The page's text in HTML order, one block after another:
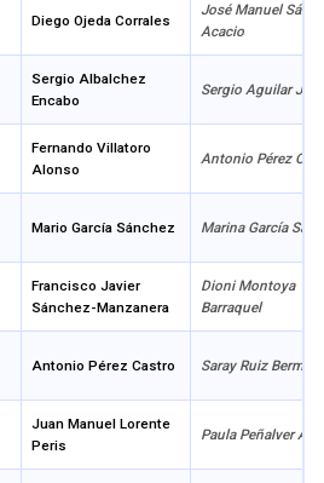
Diego Ojeda Corrales
José Manuel
Acacio
Sergio Albalchez
Encabo
Sergio Aguilar
Fernando Villatoro
Alonso
Antonio Pérez
Mario García Sánchez Marina García
Francisco Javier
Sánchez-Manzanera
Dioni Montoya
Barraquel
Antonio Pérez Castro Saray Ruiz Bermejo
Juan Manuel Lorente
Peris
Paula Peñalver